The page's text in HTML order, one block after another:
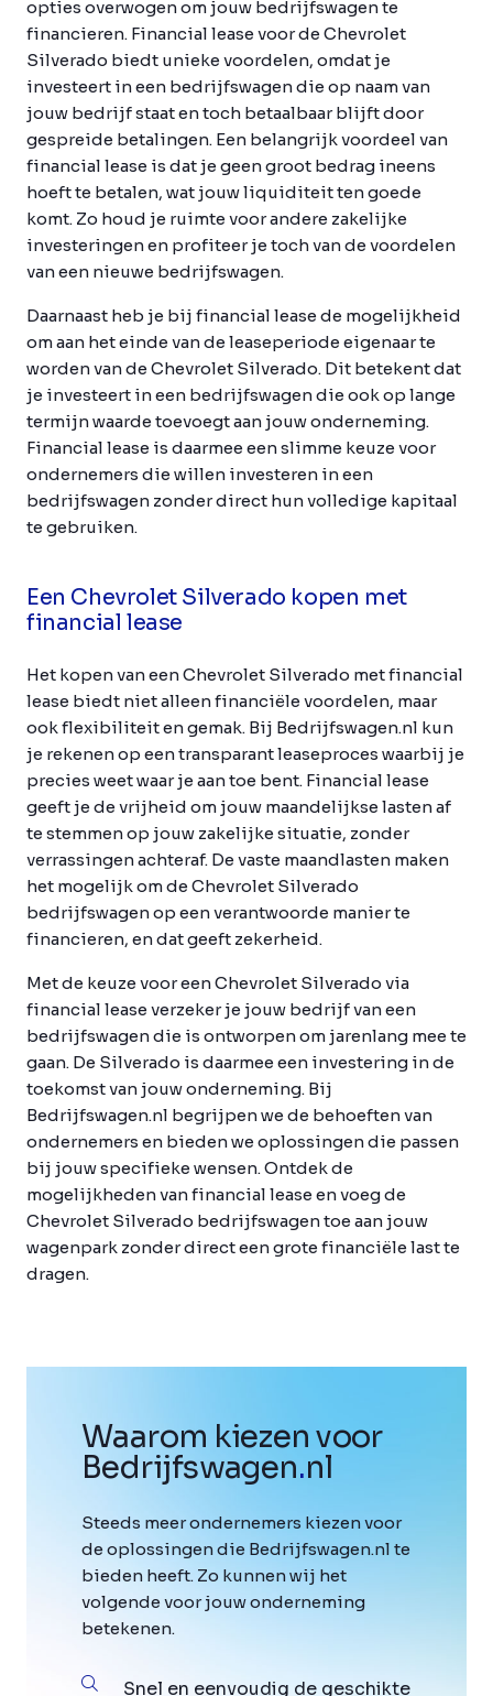
opties overwogen om jouw bedrijfswagen te
financieren. Financial lease voor de Chevrolet
Silverado biedt unieke voordelen, omdat je
investeert in een bedrijfswagen die op naam van
jouw bedrijf staat en toch betaalbaar blijft door
gespreide betalingen. Een belangrijk voordeel van
financial lease is dat je geen groot bedrag ineens
hoeft te betalen, wat jouw liquiditeit ten goede
komt. Zo houd je ruimte voor andere zakelijke
investeringen en profiteer je toch van de voordelen
van een nieuwe bedrijfswagen.
Daarnaast heb je bij financial lease de mogelijkheid
om aan het einde van de leaseperiode eigenaar te
worden van de Chevrolet Silverado. Dit betekent dat
je investeert in een bedrijfswagen die ook op lange
termijn waarde toevoegt aan jouw onderneming.
Financial lease is daarmee een slimme keuze voor
ondernemers die willen investeren in een
bedrijfswagen zonder direct hun volledige kapitaal
te gebruiken.
Een Chevrolet Silverado kopen met
financial lease
Het kopen van een Chevrolet Silverado met financial
lease biedt niet alleen financiële voordelen, maar
ook flexibiliteit en gemak. Bij Bedrijfswagen.nl kun
je rekenen op een transparant leaseproces waarbij je
precies weet waar je aan toe bent. Financial lease
geeft je de vrijheid om jouw maandelijkse lasten af
te stemmen op jouw zakelijke situatie, zonder
verrassingen achteraf. De vaste maandlasten maken
het mogelijk om de Chevrolet Silverado
bedrijfswagen op een verantwoorde manier te
financieren, en dat geeft zekerheid.
Met de keuze voor een Chevrolet Silverado via
financial lease verzeker je jouw bedrijf van een
bedrijfswagen die is ontworpen om jarenlang mee te
gaan. De Silverado is daarmee een investering in de
toekomst van jouw onderneming. Bij
Bedrijfswagen.nl begrijpen we de behoeften van
ondernemers en bieden we oplossingen die passen
bij jouw specifieke wensen. Ontdek de
mogelijkheden van financial lease en voeg de
Chevrolet Silverado bedrijfswagen toe aan jouw
wagenpark zonder direct een grote financiële last te
dragen.
Waarom kiezen voor
Bedrijfswagen.nl
Steeds meer ondernemers kiezen voor
de oplossingen die Bedrijfswagen.nl te
bieden heeft. Zo kunnen wij het
volgende voor jouw onderneming
betekenen.
Snel en eenvoudig de geschikte